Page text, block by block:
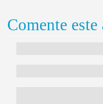
Comente